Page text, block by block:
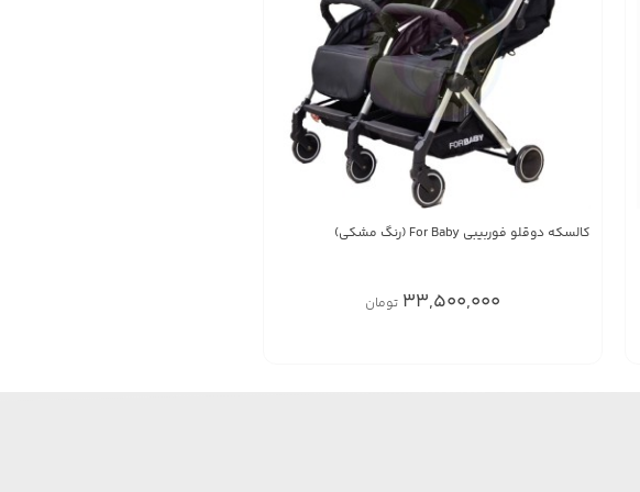
کالسکه دوقلو فوربیبی For Baby (رنگ مشکی)
33,500,000 تومان